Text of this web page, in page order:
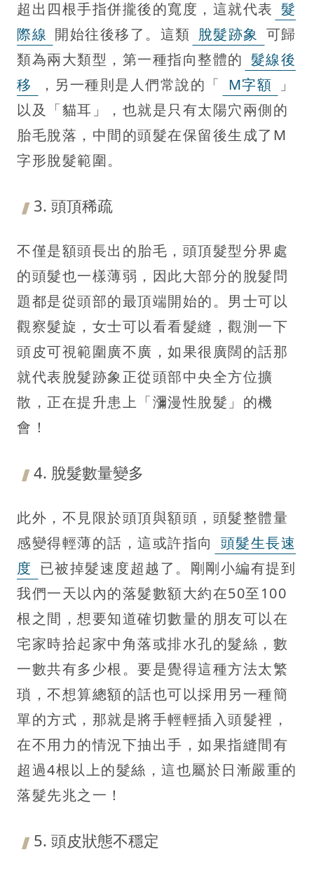
超出四根手指併攏後的寬度，這就代表 髮
際線 開始往後移了。這類 脫髮跡象 可歸
類為兩大類型，第一種指向整體的 髮線後
移
，另一種則是人們常說的「 M字額
」
以及「貓耳」，也就是只有太陽穴兩側的
胎毛脫落，中間的頭髮在保留後生成了M
字形脫髮範圍。
3. 頭頂稀疏
不僅是額頭長出的胎毛，頭頂髮型分界處
的頭髮也一樣薄弱，因此大部分的脫髮問
題都是從頭部的最頂端開始的。男士可以
觀察髮旋，女士可以看看髮縫，觀測一下
頭皮可視範圍廣不廣，如果很廣闊的話那
就代表脫髮跡象正從頭部中央全方位擴
散，正在提升患上「瀰漫性脫髮」的機
會！
4. 脫髮數量變多
此外，不見限於頭頂與額頭，頭髮整體量
感變得輕薄的話，這或許指向 頭髮生長速
度 已被掉髮速度超越了。剛剛小編有提到
我們一天以內的落髮數額大約在50至100
根之間，想要知道確切數量的朋友可以在
宅家時拾起家中角落或排水孔的髮絲，數
一數共有多少根。要是覺得這種方法太繁
瑣，不想算總額的話也可以採用另一種簡
單的方式，那就是將手輕輕插入頭髮裡，
在不用力的情況下抽出手，如果指縫間有
超過4根以上的髮絲，這也屬於日漸嚴重的
落髮先兆之一！
5. 頭皮狀態不穩定